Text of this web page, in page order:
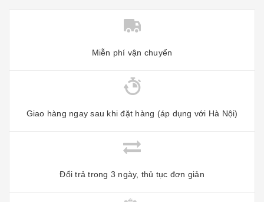
Miễn phí vận chuyển
Giao hàng ngay sau khi đặt hàng (áp dụng với Hà Nội)
Đổi trả trong 3 ngày, thủ tục đơn giản